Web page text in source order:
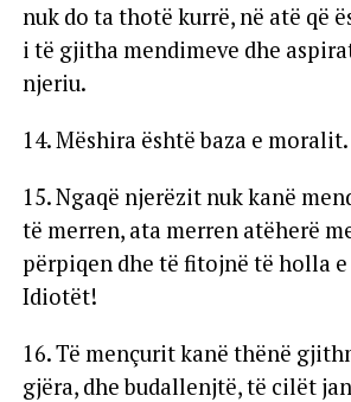
nuk do ta thotë kurrë, në atë që
i të gjitha mendimeve dhe
njeriu.
14. Mëshira është baza e moralit.
15. Ngaqë njerëzit nuk kanë
të merren, ata merren atëherë
përpiqen dhe të fitojnë të holla
Idiotët!
16. Të mençurit kanë thënë
gjëra, dhe budallenjtë, të cilët